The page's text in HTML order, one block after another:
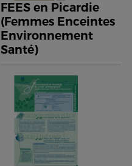
FEES en Picardie
(Femmes Enceintes
Environnement
Santé)